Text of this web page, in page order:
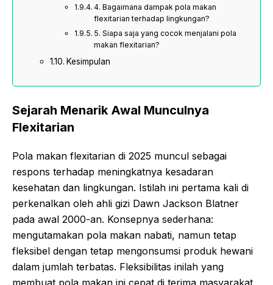
4. Bagaimana dampak pola makan
flexitarian terhadap lingkungan?
5. Siapa saja yang cocok menjalani pola
makan flexitarian?
Kesimpulan
Sejarah Menarik Awal Munculnya
Flexitarian
Pola makan flexitarian di 2025 muncul sebagai
respons terhadap meningkatnya kesadaran
kesehatan dan lingkungan. Istilah ini pertama kali di
perkenalkan oleh ahli gizi Dawn Jackson Blatner
pada awal 2000-an. Konsepnya sederhana:
mengutamakan pola makan nabati, namun tetap
fleksibel dengan tetap mengonsumsi produk hewani
dalam jumlah terbatas. Fleksibilitas inilah yang